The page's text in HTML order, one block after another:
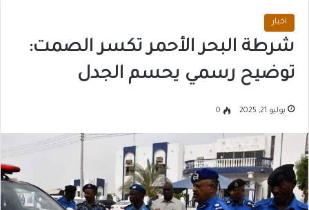
اخبار
شرطة البحر الأحمر تكسر الصمت:
توضيح رسمي يحسم الجدل
يوليو 21, 2025 0